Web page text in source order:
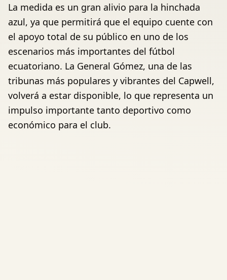
La medida es un gran alivio para la hinchada
azul, ya que permitirá que el equipo cuente con
el apoyo total de su público en uno de los
escenarios más importantes del fútbol
ecuatoriano. La General Gómez, una de las
tribunas más populares y vibrantes del Capwell,
volverá a estar disponible, lo que representa un
impulso importante tanto deportivo como
económico para el club.